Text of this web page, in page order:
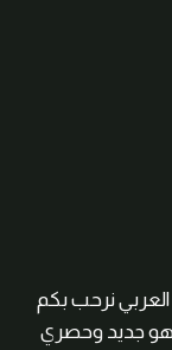
نرحب بكم
جديد وحصري